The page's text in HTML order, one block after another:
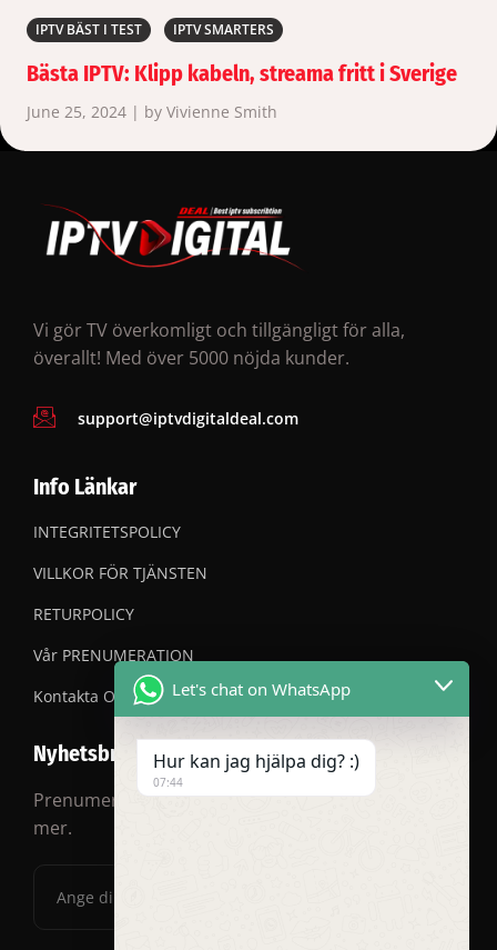
IPTV BÄST I TEST IPTV SMARTERS
Bästa IPTV: Klipp kabeln, streama fritt i Sverige
June 25, 2024 | by Vivienne Smith
Vi gör TV överkomligt och tillgängligt för alla,
överallt! Med över 5000 nöjda kunder.
support@iptvdigitaldeal.com
Info Länkar
INTEGRITETSPOLICY
VILLKOR FÖR TJÄNSTEN
RETURPOLICY
Vår PRENUMERATION
Kontakta OSS
Nyhetsbrev
Prenumerera på vårt nyhetsbrev för rabatter och
mer.
Let's chat on WhatsApp
Hur kan jag hjälpa dig? :)
07:44